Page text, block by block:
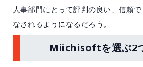
人事部門にとって評判の良い、信頼
なされるようになるだろう。
Miichisoftを選ぶ2